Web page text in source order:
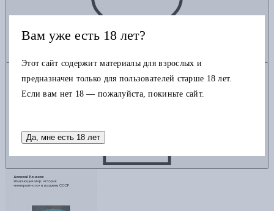
Добавить в корзину
Вам уже есть 18 лет?
Этот сайт содержит материалы для взрослых и
предназначен только для пользователей старше 18 лет.
Если вам нет 18 — пожалуйста, покиньте сайт.
Да, мне есть 18 лет